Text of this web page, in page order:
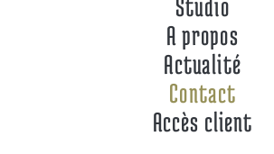
Studio
A propos
Actualité
Contact
Accès client